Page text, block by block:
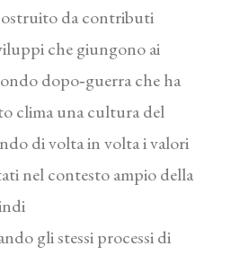
da contributi
che giungono ai
dopo‑guerra che ha
clima una cultura del
di volta in volta i valori
nel contesto ampio della
gli stessi processi di